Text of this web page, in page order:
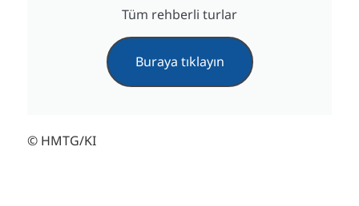
Tüm rehberli turlar
Buraya tıklayın
© HMTG/KI